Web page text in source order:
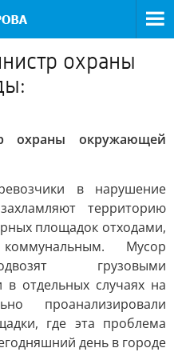
охраны
охраны окружающей
в нарушение
территорию
площадок отходами,
Мусор
грузовыми
отдельных случаях на
проанализировали
где эта проблема
день в городе